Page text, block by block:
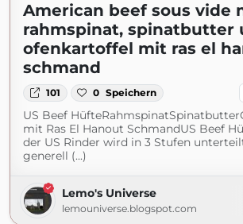
American beef sous vide
rahmspinat, spinatbutter
ofenkartoffel mit ras el
schmand
101 0 Speichern
US Beef
mit Ras El Hanout SchmandUS Beef
der US Rinder wird in 3 Stufen
generell (...)
Lemo's Universe
lemouniverse.blogspot.com